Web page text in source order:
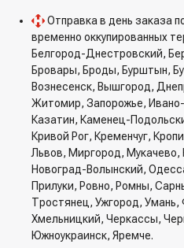
Отправка в день заказа
временно оккупированных
Белгород-Днестровский,
Бровары, Броды, Бурштын,
Вознесенск, Вышгород,
Житомир, Запорожье,
Казатин, Каменец-
Кривой Рог, Кременчуг,
Львов, Миргород, Мукачево,
Новоград-Волынский,
Прилуки, Ровно, Ромны,
Тростянец, Ужгород,
Хмельницкий, Черкассы,
Южноукраинск, Яремче.